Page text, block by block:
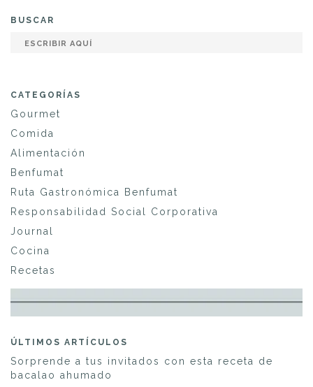
BUSCAR
CATEGORÍAS
Gourmet
Comida
Alimentación
Benfumat
Ruta Gastronómica Benfumat
Responsabilidad Social Corporativa
Journal
Cocina
Recetas
ÚLTIMOS ARTÍCULOS
Sorprende a tus invitados con esta receta de
bacalao ahumado